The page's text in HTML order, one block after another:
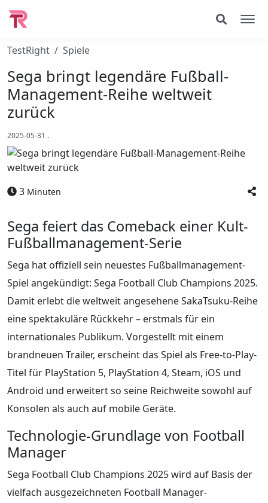
TestRight Spiele
Sega bringt legendäre Fußball-
Management-Reihe weltweit
zurück
2025-05-31 .
3 Minuten
Sega feiert das Comeback einer Kult-
Fußballmanagement-Serie
Sega hat offiziell sein neuestes Fußballmanagement-
Spiel angekündigt: Sega Football Club Champions 2025.
Damit erlebt die weltweit angesehene SakaTsuku-Reihe
eine spektakuläre Rückkehr – erstmals für ein
internationales Publikum. Vorgestellt mit einem
brandneuen Trailer, erscheint das Spiel als Free-to-Play-
Titel für PlayStation 5, PlayStation 4, Steam, iOS und
Android und erweitert so seine Reichweite sowohl auf
Konsolen als auch auf mobile Geräte.
Technologie-Grundlage von Football
Manager
Sega Football Club Champions 2025 wird auf Basis der
vielfach ausgezeichneten Football Manager-